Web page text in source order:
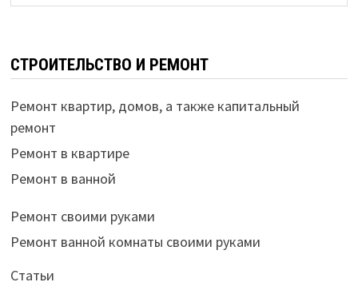
СТРОИТЕЛЬСТВО И РЕМОНТ
Ремонт квартир, домов, а также капитальный
ремонт
Ремонт в квартире
Ремонт в ванной
Ремонт своими руками
Ремонт ванной комнаты своими руками
Статьи